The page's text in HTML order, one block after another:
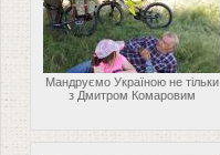
Мандруємо Україною не тільки
з Дмитром Комаровим